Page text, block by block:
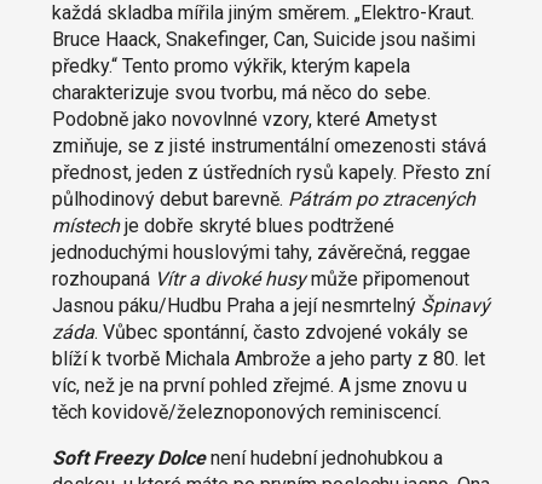
každá skladba mířila jiným směrem. „Elektro-Kraut.
Bruce Haack, Snakefinger, Can, Suicide jsou našimi
předky.“ Tento promo výkřik, kterým kapela
charakterizuje svou tvorbu, má něco do sebe.
Podobně jako novovlnné vzory, které Ametyst
zmiňuje, se z jisté instrumentální omezenosti stává
přednost, jeden z ústředních rysů kapely. Přesto zní
půlhodinový debut barevně. Pátrám po ztracených
místechje dobře skryté blues podtržené
jednoduchými houslovými tahy, závěrečná, reggae
rozhoupaná Vítr a divoké husymůže připomenout
Jasnou páku/Hudbu Praha a její nesmrtelný Špinavý
záda. Vůbec spontánní, často zdvojené vokály se
blíží k tvorbě Michala Ambrože a jeho party z 80. let
víc, než je na první pohled zřejmé. A jsme znovu u
těch kovidově/železnoponových reminiscencí.
Soft Freezy Dolcenení hudební jednohubkou a